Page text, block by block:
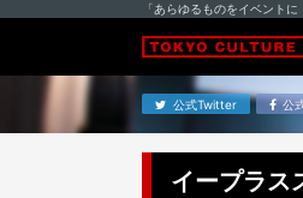
「あらゆるものをイベント
公式Twitter 公
イープラ